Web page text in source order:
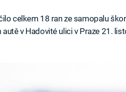
celkem 18 ran ze samopalu
autě v Hadovité ulici v Praze 21.